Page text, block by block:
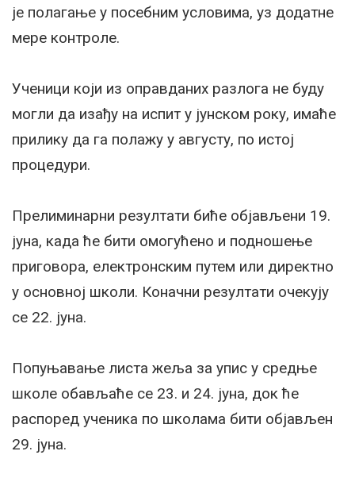
је полагање у посебним условима, уз додатне
мере контроле.
Ученици који из оправданих разлога не буду
могли да изађу на испит у јунском року, имаће
прилику да га полажу у августу, по истој
процедури.
Прелиминарни резултати биће објављени 19.
јуна, када ће бити омогућено и подношење
приговора, електронским путем или директно
у основној школи. Коначни резултати очекују
се 22. јуна.
Попуњавање листа жеља за упис у средње
школе обављаће се 23. и 24. јуна, док ће
распоред ученика по школама бити објављен
29. јуна.